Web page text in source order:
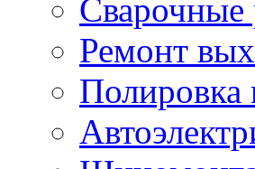
Сварочные
Ремонт
Полировка